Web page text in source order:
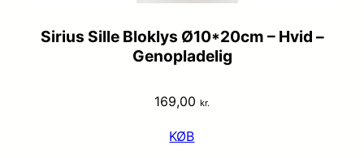
Sirius Sille Bloklys Ø10*20cm – Hvid –
Genopladelig
169,00 kr.
KØB